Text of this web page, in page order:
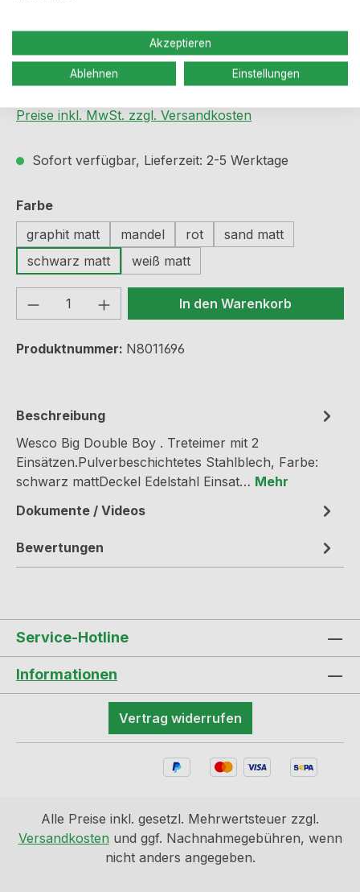
Regulärer Preis:
132,99 €
Preise inkl. MwSt. zzgl. Versandkosten
Sofort verfügbar, Lieferzeit: 2-5 Werktage
Farbeauswählen
graphit matt
mandel rot
sand matt
schwarz matt
weiß matt
Produkt Anzahl: Gib denIn den Warenkorb
Produktnummer: N8011696
Beschreibung
Wesco Big Double Boy . Treteimer mit 2
Einsätzen.Pulverbeschichtetes Stahlblech, Farbe:
schwarz mattDeckel Edelstahl Einsat… Mehr
Dokumente / Videos
Bewertungen
Service-Hotline
Informationen
Vertrag widerrufen
Alle Preise inkl. gesetzl. Mehrwertsteuer zzgl.
Versandkosten und ggf. Nachnahmegebühren, wenn
nicht anders angegeben.
Akzeptieren
Ablehnen Einstellungen